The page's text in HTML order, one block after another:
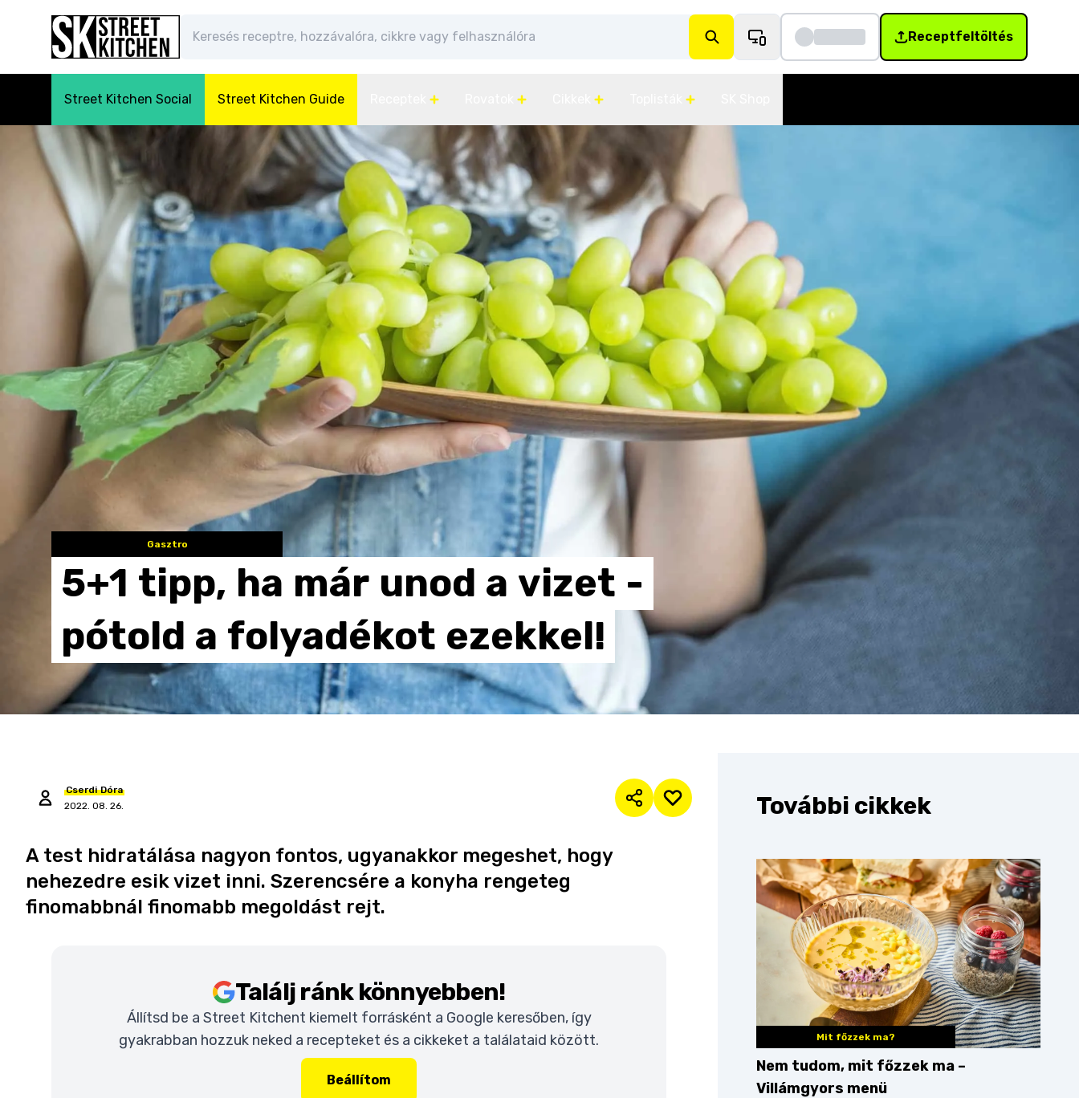
Receptfeltöltés
Street Kitchen Social Street Kitchen Guide
Gasztro
5+1 tipp, ha már unod a vizet -
pótold a folyadékot ezekkel!
Cserdi Dóra
2022. 08. 26.
A test hidratálása nagyon fontos, ugyanakkor megeshet, hogy
nehezedre esik vizet inni. Szerencsére a konyha rengeteg
finomabbnál finomabb megoldást rejt.
Találj ránk könnyebben!
Állítsd be a Street Kitchent kiemelt forrásként a Google keresőben, így
gyakrabban hozzuk neked a recepteket és a cikkeket a találataid között.
Beállítom
További cikkek
Mit főzzek ma?
Nem tudom, mit főzzek ma –
Villámgyors menü